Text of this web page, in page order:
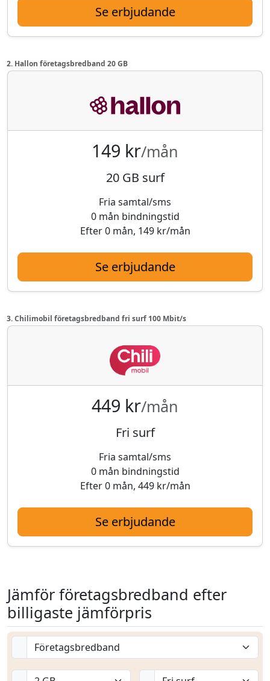
Se erbjudande
2. Hallon företagsbredband 20 GB
149 kr/mån
20 GB surf
Fria samtal/sms
0 mån bindningstid
Efter 0 mån, 149 kr/mån
Se erbjudande
3. Chilimobil företagsbredband fri surf 100 Mbit/s
449 kr/mån
Fri surf
Fria samtal/sms
0 mån bindningstid
Efter 0 mån, 449 kr/mån
Se erbjudande
Jämför företagsbredband efter
billigaste jämförpris